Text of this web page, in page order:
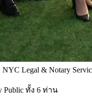
Legal & Notary
ทั้ง 6 ท่าน